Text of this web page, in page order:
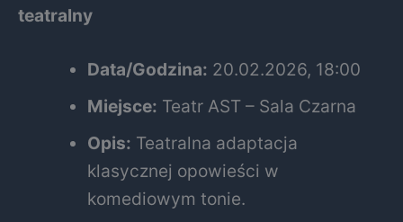
teatralny
Data/Godzina: 20.02.2026, 18:00
Miejsce: Teatr AST – Sala Czarna
Opis: Teatralna adaptacja
klasycznej opowieści w
komediowym tonie.